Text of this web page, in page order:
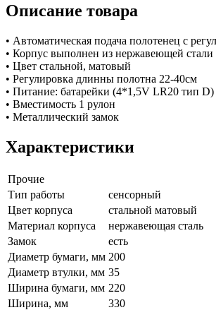
Описание товара
• Автоматическая подача полотенец с
• Корпус выполнен из нержавеющей
• Цвет стальной, матовый
• Регулировка длинны полотна 22-40см
• Питание: батарейки (4*1,5V LR20 тип D)
• Вместимость 1 рулон
• Металлический замок
Характеристики
Прочие
Тип работы
сенсорный
Цвет корпуса
стальной матовый
Материал корпуса
нержавеющая сталь
Замок
есть
Диаметр бумаги, мм 200
Диаметр втулки, мм 35
Ширина бумаги, мм 220
Ширина, мм
330